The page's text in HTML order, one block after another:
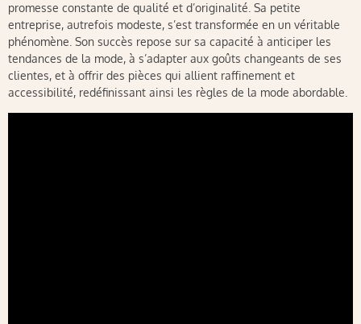
promesse constante de qualité et d’originalité. Sa petite
entreprise, autrefois modeste, s’est transformée en un véritable
phénomène. Son succès repose sur sa capacité à anticiper les
tendances de la mode, à s’adapter aux goûts changeants de ses
clientes, et à offrir des pièces qui allient raffinement et
accessibilité, redéfinissant ainsi les règles de la mode abordable.